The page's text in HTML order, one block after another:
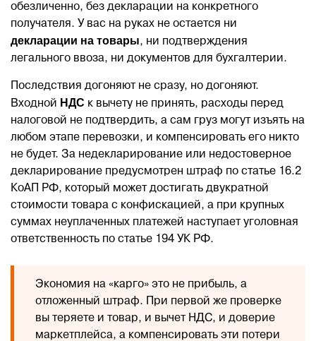
обезличенно, без декларации на конкретного
получателя. У вас на руках не остается ни
декларации на товары, ни подтверждения
легального ввоза, ни документов для бухгалтерии.
Последствия догоняют не сразу, но догоняют.
Входной
НДС к вычету не принять, расходы перед
налоговой не подтвердить, а сам груз могут изъять на
любом этапе перевозки, и компенсировать его никто
не будет. За недекларирование или недостоверное
декларирование предусмотрен штраф по статье 16.2
КоАП РФ, который может достигать двукратной
стоимости товара с конфискацией, а при крупных
суммах неуплаченных платежей наступает уголовная
ответственность по статье 194 УК РФ.
Экономия на «карго» это не прибыль, а
отложенный штраф. При первой же проверке
вы теряете и товар, и вычет НДС, и доверие
маркетплейса, а компенсировать эти потери